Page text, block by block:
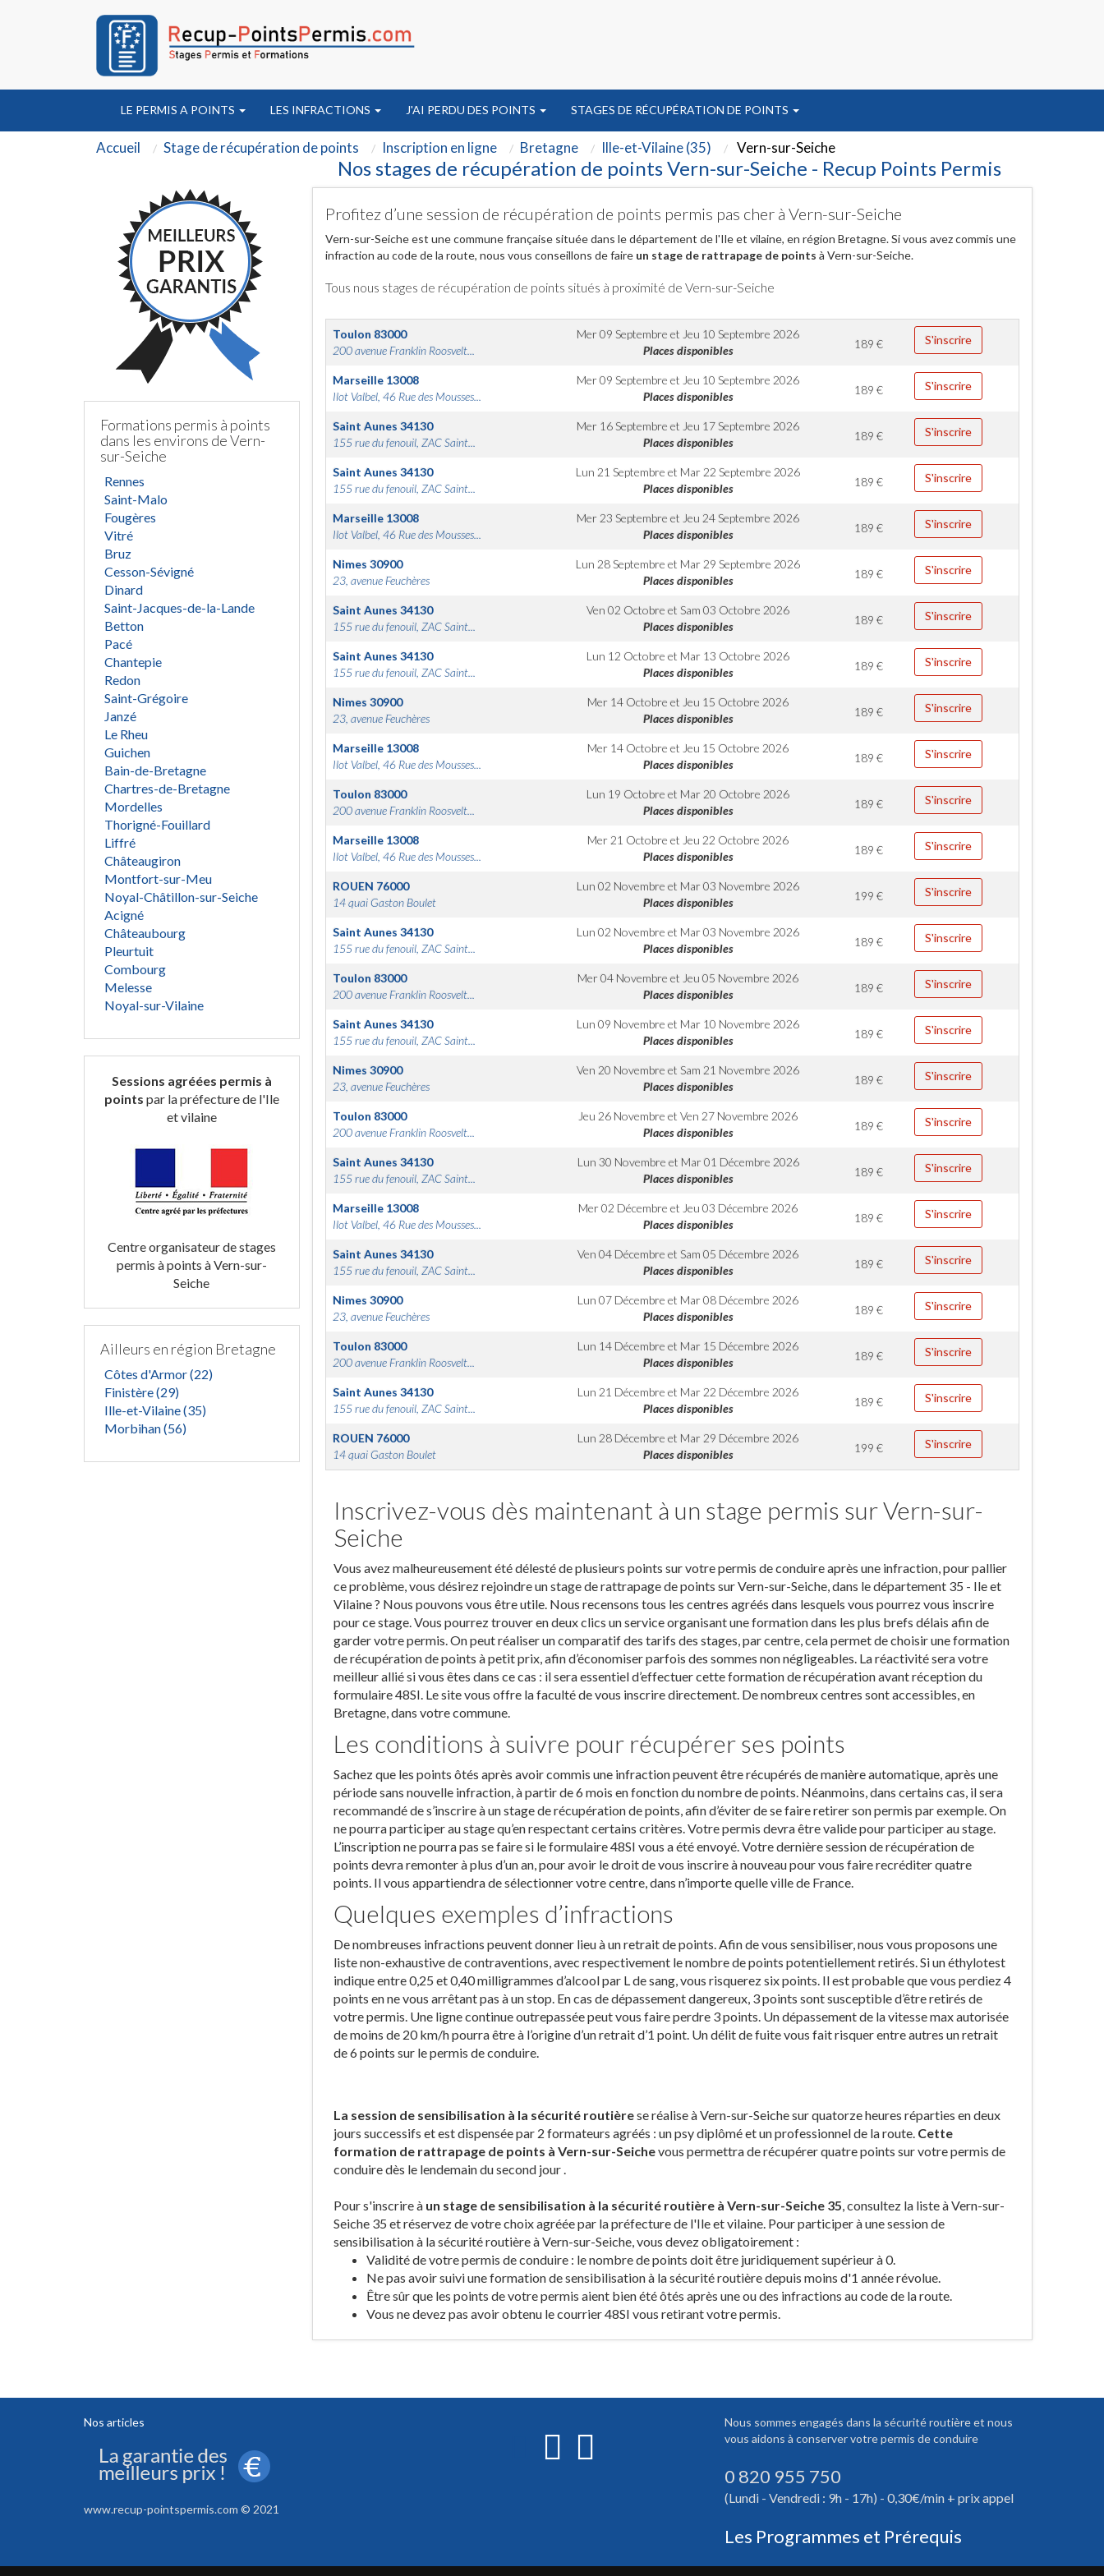
LE PERMIS A POINTS LES INFRACTIONS J'AI PERDU DES POINTS STAGES DE RÉCUPÉRATION DE POINTS
Accueil Stage de récupération de points Inscription en ligne Bretagne Ille-et-Vilaine (35) Vern-sur-Seiche
Nos stages de récupération de points Vern-sur-Seiche - Recup Points Permis
Formations permis à points
dans les environs de Vern-
sur-Seiche
Rennes
Saint-Malo
Fougères
Vitré
Bruz
Cesson-Sévigné
Dinard
Saint-Jacques-de-la-Lande
Betton
Pacé
Chantepie
Redon
Saint-Grégoire
Janzé
Le Rheu
Guichen
Bain-de-Bretagne
Chartres-de-Bretagne
Mordelles
Thorigné-Fouillard
Liffré
Châteaugiron
Montfort-sur-Meu
Noyal-Châtillon-sur-Seiche
Acigné
Châteaubourg
Pleurtuit
Combourg
Melesse
Noyal-sur-Vilaine
Sessions agréées permis à
points par la préfecture de l'Ile
et vilaine
Centre organisateur de stages
permis à points à Vern-sur-
Seiche
Ailleurs en région Bretagne
Côtes d'Armor (22)
Finistère (29)
Ille-et-Vilaine (35)
Morbihan (56)
Profitez d’une session de récupération de points permis pas cher à Vern-sur-Seiche
Vern-sur-Seiche est une commune française située dans le département de l'Ile et vilaine, en région Bretagne. Si vous avez commis une
infraction au code de la route, nous vous conseillons de faire un stage de rattrapage de points à Vern-sur-Seiche.
Tous nous stages de récupération de points situés à proximité de Vern-sur-Seiche
Toulon 83000
200 avenue Franklin Roosvelt...
Mer 09 Septembre et Jeu 10 Septembre 2026
Places disponibles
189€ S'inscrire
Marseille 13008
Ilot Valbel, 46 Rue des Mousses...
Mer 09 Septembre et Jeu 10 Septembre 2026
Places disponibles
189€ S'inscrire
Saint Aunes 34130
155 rue du fenouil, ZAC Saint...
Mer 16 Septembre et Jeu 17 Septembre 2026
Places disponibles
189€ S'inscrire
Saint Aunes 34130
155 rue du fenouil, ZAC Saint...
Lun 21 Septembre et Mar 22 Septembre 2026
Places disponibles
189€ S'inscrire
Marseille 13008
Ilot Valbel, 46 Rue des Mousses...
Mer 23 Septembre et Jeu 24 Septembre 2026
Places disponibles
189€ S'inscrire
Nimes 30900
23, avenue Feuchères
Lun 28 Septembre et Mar 29 Septembre 2026
Places disponibles
189€ S'inscrire
Saint Aunes 34130
155 rue du fenouil, ZAC Saint...
Ven 02 Octobre etSam 03 Octobre 2026
Places disponibles
189€ S'inscrire
Saint Aunes 34130
155 rue du fenouil, ZAC Saint...
Lun 12 Octobre et Mar 13 Octobre 2026
Places disponibles
189€ S'inscrire
Nimes 30900
23, avenue Feuchères
Mer 14 Octobre et Jeu 15 Octobre 2026
Places disponibles
189€ S'inscrire
Marseille 13008
Ilot Valbel, 46 Rue des Mousses...
Mer 14 Octobre et Jeu 15 Octobre 2026
Places disponibles
189€ S'inscrire
Toulon 83000
200 avenue Franklin Roosvelt...
Lun 19 Octobre et Mar 20 Octobre 2026
Places disponibles
189€ S'inscrire
Marseille 13008
Ilot Valbel, 46 Rue des Mousses...
Mer 21 Octobre et Jeu 22 Octobre 2026
Places disponibles
189€ S'inscrire
ROUEN 76000
14 quai Gaston Boulet
Lun 02 Novembre et Mar 03 Novembre 2026
Places disponibles
199€ S'inscrire
Saint Aunes 34130
155 rue du fenouil, ZAC Saint...
Lun 02 Novembre et Mar 03 Novembre 2026
Places disponibles
189€ S'inscrire
Toulon 83000
200 avenue Franklin Roosvelt...
Mer 04 Novembre et Jeu 05 Novembre 2026
Places disponibles
189€ S'inscrire
Saint Aunes 34130
155 rue du fenouil, ZAC Saint...
Lun 09 Novembre et Mar 10 Novembre 2026
Places disponibles
189€ S'inscrire
Nimes 30900
23, avenue Feuchères
Ven 20 Novembre etSam 21 Novembre 2026
Places disponibles
189€ S'inscrire
Toulon 83000
200 avenue Franklin Roosvelt...
Jeu 26 Novembre etVen 27 Novembre 2026
Places disponibles
189€ S'inscrire
Saint Aunes 34130
155 rue du fenouil, ZAC Saint...
Lun 30 Novembre et Mar 01 Décembre 2026
Places disponibles
189€ S'inscrire
Marseille 13008
Ilot Valbel, 46 Rue des Mousses...
Mer 02 Décembre et Jeu 03 Décembre 2026
Places disponibles
189€ S'inscrire
Saint Aunes 34130
155 rue du fenouil, ZAC Saint...
Ven 04 Décembre etSam 05 Décembre 2026
Places disponibles
189€ S'inscrire
Nimes 30900
23, avenue Feuchères
Lun 07 Décembre et Mar 08 Décembre 2026
Places disponibles
189€ S'inscrire
Toulon 83000
200 avenue Franklin Roosvelt...
Lun 14 Décembre et Mar 15 Décembre 2026
Places disponibles
189€ S'inscrire
Saint Aunes 34130
155 rue du fenouil, ZAC Saint...
Lun 21 Décembre et Mar 22 Décembre 2026
Places disponibles
189€ S'inscrire
ROUEN 76000
14 quai Gaston Boulet
Lun 28 Décembre et Mar 29 Décembre 2026
Places disponibles
199€ S'inscrire
Inscrivez-vous dès maintenant à un stage permis sur Vern-sur-
Seiche
Vous avez malheureusement été délesté de plusieurs points sur votre permis de conduire après une infraction, pour pallier
ce problème, vous désirez rejoindre un stage de rattrapage de points sur Vern-sur-Seiche, dans le département 35 - Ile et
Vilaine ? Nous pouvons vous être utile. Nous recensons tous les centres agréés dans lesquels vous pourrez vous inscrire
pour ce stage. Vous pourrez trouver en deux clics un service organisant une formation dans les plus brefs délais afin de
garder votre permis. On peut réaliser un comparatif des tarifs des stages, par centre, cela permet de choisir une formation
de récupération de points à petit prix, afin d’économiser parfois des sommes non négligeables. La réactivité sera votre
meilleur allié si vous êtes dans ce cas : il sera essentiel d’effectuer cette formation de récupération avant réception du
formulaire 48SI. Le site vous offre la faculté de vous inscrire directement. De nombreux centres sont accessibles, en
Bretagne, dans votre commune.
Les conditions à suivre pour récupérer ses points
Sachez que les points ôtés après avoir commis une infraction peuvent être récupérés de manière automatique, après une
période sans nouvelle infraction, à partir de 6 mois en fonction du nombre de points. Néanmoins, dans certains cas, il sera
recommandé de s’inscrire à un stage de récupération de points, afin d’éviter de se faire retirer son permis par exemple. On
ne pourra participer au stage qu’en respectant certains critères. Votre permis devra être valide pour participer au stage.
L’inscription ne pourra pas se faire si le formulaire 48SI vous a été envoyé. Votre dernière session de récupération de
points devra remonter à plus d’un an, pour avoir le droit de vous inscrire à nouveau pour vous faire recréditer quatre
points. Il vous appartiendra de sélectionner votre centre, dans n’importe quelle ville de France.
Quelques exemples d’infractions
De nombreuses infractions peuvent donner lieu à un retrait de points. Afin de vous sensibiliser, nous vous proposons une
liste non-exhaustive de contraventions, avec respectivement le nombre de points potentiellement retirés. Si un éthylotest
indique entre 0,25 et 0,40 milligrammes d’alcool par L de sang, vous risquerez six points. Il est probable que vous perdiez 4
points en ne vous arrêtant pas à un stop. En cas de dépassement dangereux, 3 points sont susceptible d’être retirés de
votre permis. Une ligne continue outrepassée peut vous faire perdre 3 points. Un dépassement de la vitesse max autorisée
de moins de 20 km/h pourra être à l’origine d’un retrait d’1 point. Un délit de fuite vous fait risquer entre autres un retrait
de 6 points sur le permis de conduire.
La session de sensibilisation à la sécurité routièrese réalise à Vern-sur-Seiche sur quatorze heures réparties en deux
jours successifs et est dispensée par 2 formateurs agréés : un psy diplômé et un professionnel de la route. Cette
formation de rattrapage de points à Vern-sur-Seichevous permettra de récupérer quatre points sur votre permis de
conduire dès le lendemain du second jour .
Pour s'inscrire à un stage de sensibilisation à la sécurité routière à Vern-sur-Seiche 35, consultez la liste à Vern-sur-
Seiche 35 et réservez de votre choix agréée par la préfecture de l'Ile et vilaine. Pour participer à une session de
sensibilisation à la sécurité routière à Vern-sur-Seiche, vous devez obligatoirement :
Validité de votre permis de conduire : le nombre de points doit être juridiquement supérieur à 0.
Ne pas avoir suivi une formation de sensibilisation à la sécurité routière depuis moins d'1 année révolue.
Être sûr que les points de votre permis aient bien été ôtés après une ou des infractions au code de la route.
Vous ne devez pas avoir obtenu le courrier 48SI vous retirant votre permis.
Nos articles
www.recup-pointspermis.com © 2021
Nous sommes engagés dans la sécurité routière et nous
vous aidons à conserver votre permis de conduire
0 820 955 750
(Lundi - Vendredi : 9h - 17h) - 0,30€/min + prix appel
Les Programmes et Prérequis